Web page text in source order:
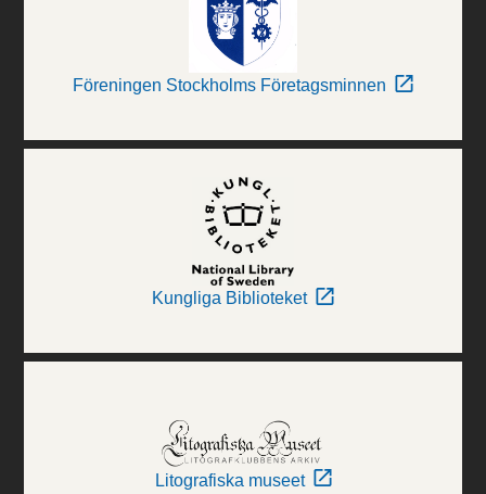
Föreningen Stockholms Företagsminnen
Kungliga Biblioteket
Litografiska museet